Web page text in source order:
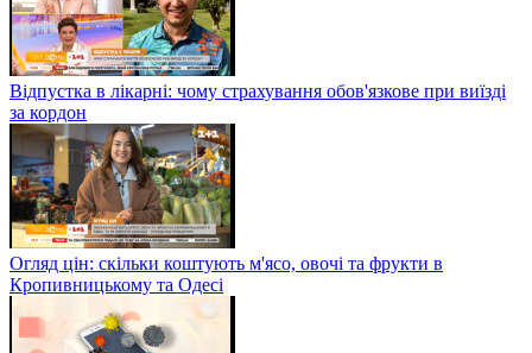
Відпустка в лікарні: чому страхування обов'язкове при виїзді
за кордон
Огляд цін: скільки коштують м'ясо, овочі та фрукти в
Кропивницькому та Одесі